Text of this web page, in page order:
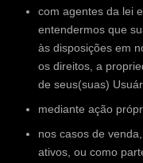
com agentes da lei
entendermos que
às disposições em
os direitos, a
de seus(suas)
mediante ação
nos casos de
ativos, ou como